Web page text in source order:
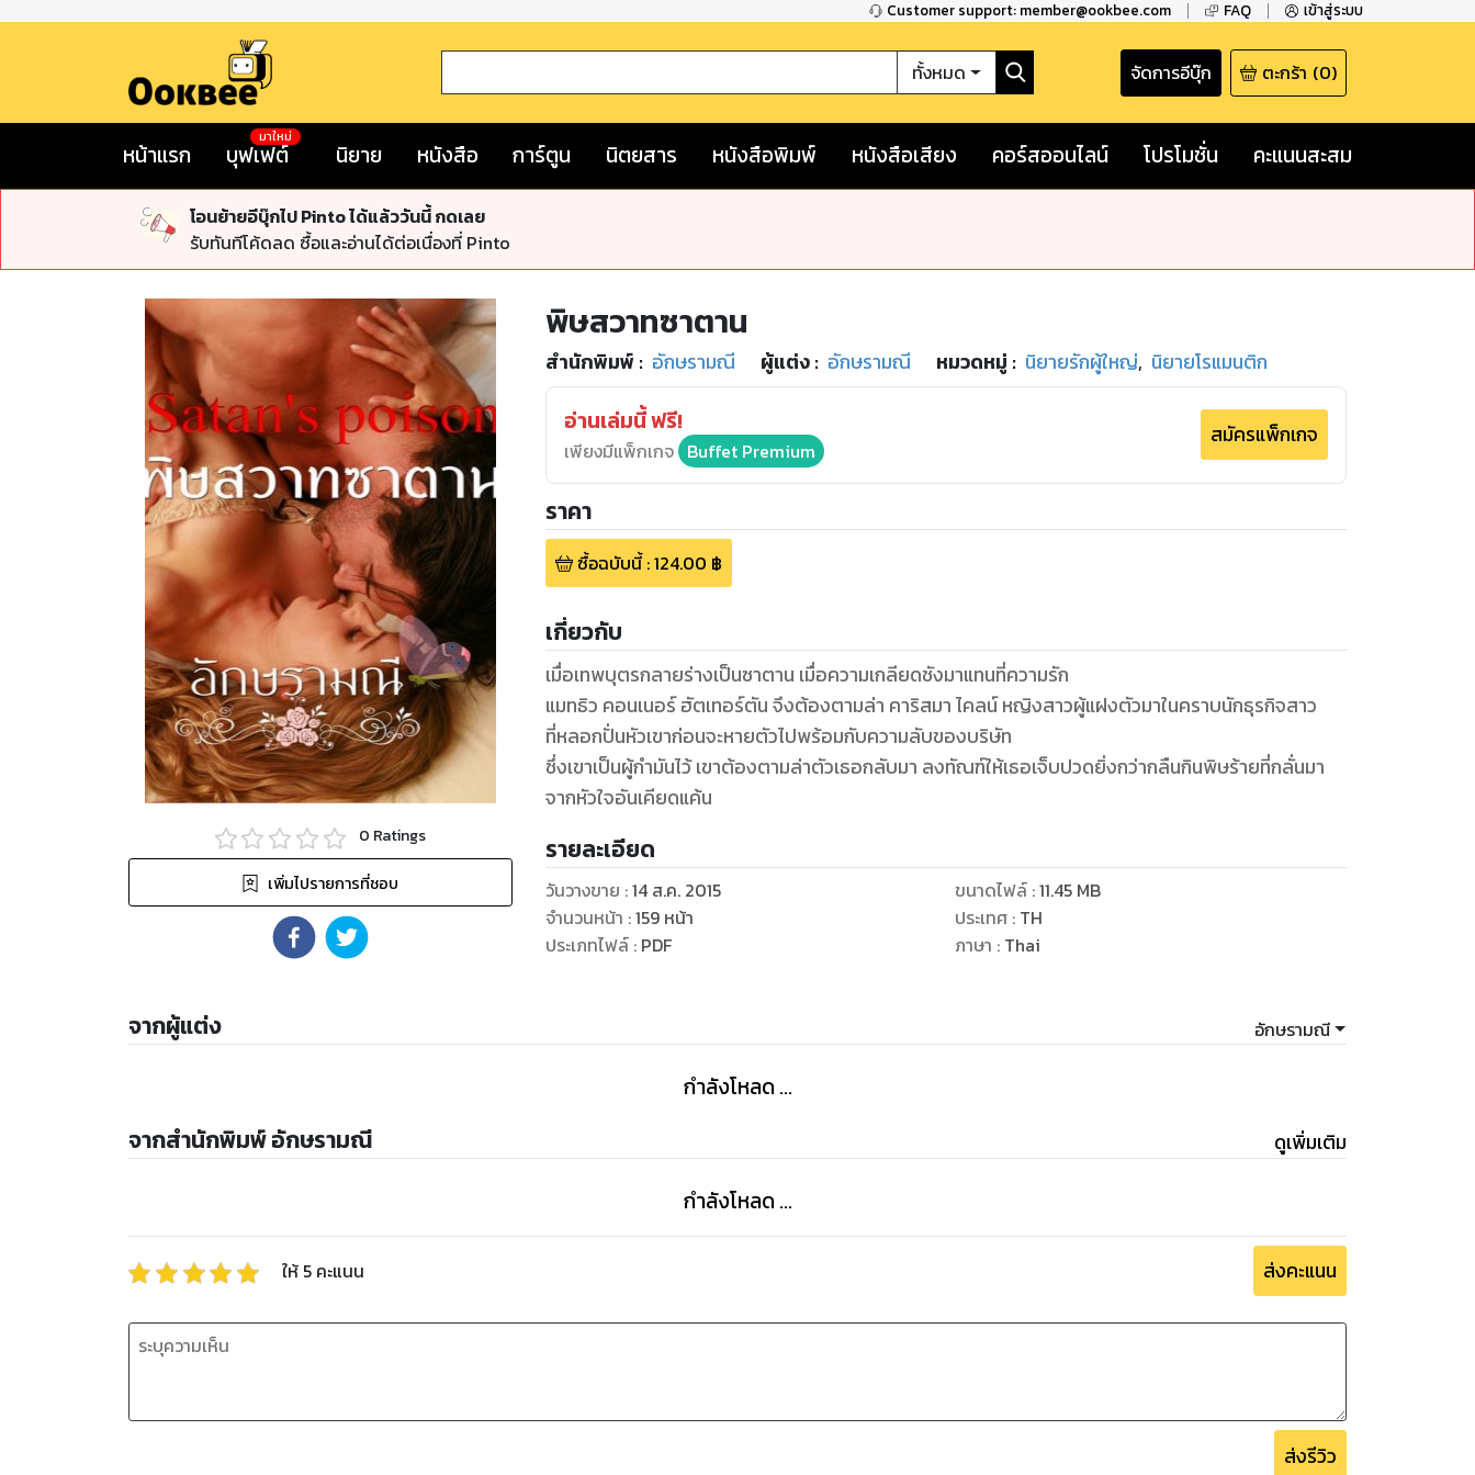
Customer support: member@ookbee.com FAQ เข้าสู่ระบบ
ทั้งหมด จัดการอีบุ๊ก ตะกร้า (0)
หน้าแรก บุฟเฟต์
มาใหม่
นิยาย หนังสือ การ์ตูน นิตยสาร หนังสือพิมพ์ หนังสือเสียง คอร์สออนไลน์ โปรโมชั่น คะแนนสะสม
โอนย้ายอีบุ๊กไป Pinto ได้แล้ววันนี้ กดเลย
รับทันทีโค้ดลด ซื้อและอ่านได้ต่อเนื่องที่ Pinto
0 Ratings
เพิ่มไปรายการที่ชอบ
พิษสวาทซาตาน
สำนักพิมพ์ : อักษรามณี ผู้แต่ง : อักษรามณี หมวดหมู่ : นิยายรักผู้ใหญ่, นิยายโรแมนติก
อ่านเล่มนี้ ฟรี!
เพียงมีแพ็กเกจ Buffet Premium
สมัครแพ็กเกจ
ราคา
ซื้อฉบับนี้:124.00 ฿
เกี่ยวกับ
เมื่อเทพบุตรกลายร่างเป็นซาตาน เมื่อความเกลียดชังมาแทนที่ความรัก
แมทธิว คอนเนอร์ ฮัตเทอร์ตัน จึงต้องตามล่า คาริสมา ไคลน์ หญิงสาวผู้แฝงตัวมาในคราบนักธุรกิจสาว
ที่หลอกปั่นหัวเขาก่อนจะหายตัวไปพร้อมกับความลับของบริษัท
ซึ่งเขาเป็นผู้กำมันไว้ เขาต้องตามล่าตัวเธอกลับมา ลงทัณฑ์ให้เธอเจ็บปวดยิ่งกว่ากลืนกินพิษร้ายที่กลั่นมา
รายละเอียด
วันวางขาย :14 ส.ค. 2015
จำนวนหน้า :159 หน้า
ประเภทไฟล์: PDF
ขนาดไฟล์:11.45 MB
ประเทศ : TH
ภาษา : Thai
จากผู้แต่ง อักษรามณี
กำลังโหลด ...
จากสำนักพิมพ์ อักษรามณี ดูเพิ่มเติม
กำลังโหลด ...
ให้ 5 คะแนน ส่งคะแนน
ส่งรีวิว